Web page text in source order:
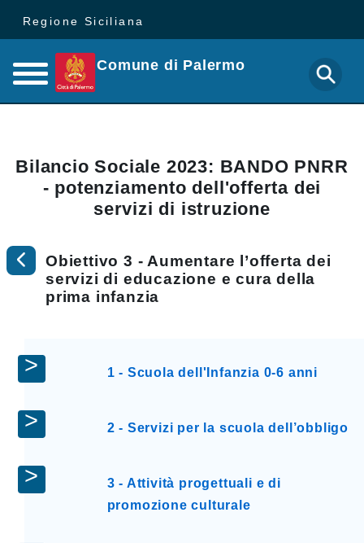
Regione Siciliana
Comune di Palermo
Bilancio Sociale 2023: BANDO PNRR
- potenziamento dell'offerta dei
servizi di istruzione
Obiettivo 3 - Aumentare l’offerta dei
servizi di educazione e cura della
prima infanzia
1 - Scuola dell'Infanzia 0-6 anni
2 - Servizi per la scuola dell’obbligo
3 - Attività progettuali e di
promozione culturale